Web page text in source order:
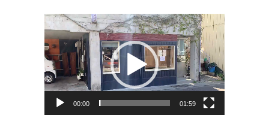
動
画
プ
レ
ー
00:00 01:59